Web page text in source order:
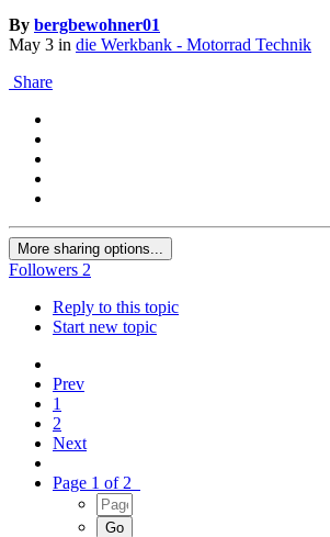
By bergbewohner01
May 3 in die Werkbank - Motorrad Technik
Share
More sharing options...
Followers 2
Reply to this topic
Start new topic
Prev
1
2
Next
Page 1 of 2